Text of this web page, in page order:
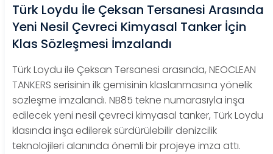
Türk Loydu İle Çeksan Tersanesi Arasında
Yeni Nesil Çevreci Kimyasal Tanker İçin
Klas Sözleşmesi İmzalandı
Türk Loydu ile Çeksan Tersanesi arasında, NEOCLEAN
TANKERS serisinin ilk gemisinin klaslanmasına yönelik
sözleşme imzalandı. NB85 tekne numarasıyla inşa
edilecek yeni nesil çevreci kimyasal tanker, Türk Loydu
klasında inşa edilerek sürdürülebilir denizcilik
teknolojileri alanında önemli bir projeye imza attı.